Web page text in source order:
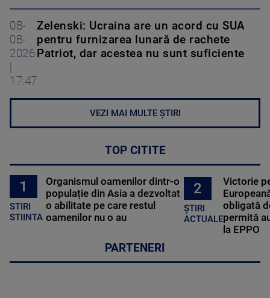
08-
08-
2026
17:47
Zelenski: Ucraina are un acord cu SUA
pentru furnizarea lunară de rachete
Patriot, dar acestea nu sunt suficiente
VEZI MAI MULTE ȘTIRI
TOP CITITE
1
STIRI
STIINTA
Organismul oamenilor dintr-o
populație din Asia a dezvoltat
o abilitate pe care restul
oamenilor nu o au
2
ȘTIRI
ACTUALE
Victorie
obligată
permită
la EPPO
PARTENERI